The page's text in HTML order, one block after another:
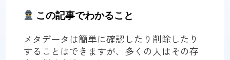
この記事でわかること
メタデータは簡単に確認したり削除したり
することはできますが、多くの人はその存